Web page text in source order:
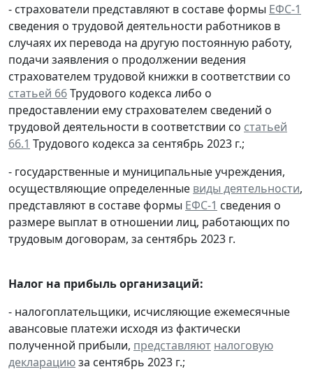
- страхователи представляют в составе формы ЕФС-1
сведения о трудовой деятельности работников в
случаях их перевода на другую постоянную работу,
подачи заявления о продолжении ведения
страхователем трудовой книжки в соответствии со
статьей 66Трудового кодекса либо о
предоставлении ему страхователем сведений о
трудовой деятельности в соответствии со статьей
66.1 Трудового кодекса за сентябрь 2023 г.;
- государственные и муниципальные учреждения,
осуществляющие определенные виды деятельности,
представляют в составе формы ЕФС-1 сведения о
размере выплат в отношении лиц, работающих по
трудовым договорам, за сентябрь 2023 г.
Налог на прибыль организаций:
- налогоплательщики, исчисляющие ежемесячные
авансовые платежи исходя из фактически
полученной прибыли, представляют налоговую
декларациюза сентябрь 2023 г.;